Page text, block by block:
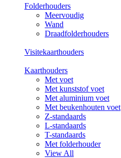
Folderhouders
Meervoudig
Wand
Draadfolderhouders
Visitekaarthouders
Kaarthouders
Met voet
Met kunststof voet
Met aluminium voet
Met beukenhouten voet
Z-standaards
L-standaards
T-standaards
Met folderhouder
View All